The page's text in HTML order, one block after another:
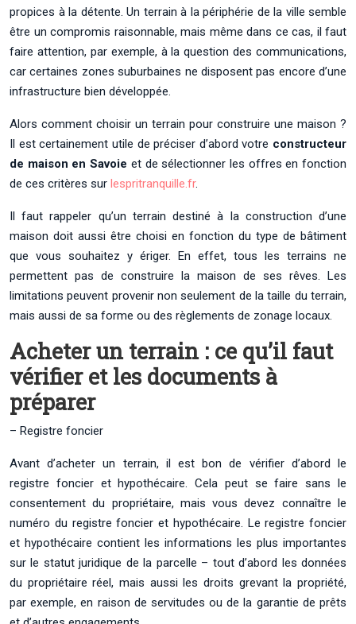
propices à la détente. Un terrain à la périphérie de la ville semble
être un compromis raisonnable, mais même dans ce cas, il faut
faire attention, par exemple, à la question des communications,
car certaines zones suburbaines ne disposent pas encore d’une
infrastructure bien développée.
Alors comment choisir un terrain pour construire une maison ?
Il est certainement utile de préciser d’abord votre constructeur
de maison en Savoie et de sélectionner les offres en fonction
de ces critères sur lespritranquille.fr.
Il faut rappeler qu’un terrain destiné à la construction d’une
maison doit aussi être choisi en fonction du type de bâtiment
que vous souhaitez y ériger. En effet, tous les terrains ne
permettent pas de construire la maison de ses rêves. Les
limitations peuvent provenir non seulement de la taille du terrain,
mais aussi de sa forme ou des règlements de zonage locaux.
Acheter un terrain : ce qu’il faut
vérifier et les documents à
préparer
– Registre foncier
Avant d’acheter un terrain, il est bon de vérifier d’abord le
registre foncier et hypothécaire. Cela peut se faire sans le
consentement du propriétaire, mais vous devez connaître le
numéro du registre foncier et hypothécaire. Le registre foncier
et hypothécaire contient les informations les plus importantes
sur le statut juridique de la parcelle – tout d’abord les données
du propriétaire réel, mais aussi les droits grevant la propriété,
par exemple, en raison de servitudes ou de la garantie de prêts